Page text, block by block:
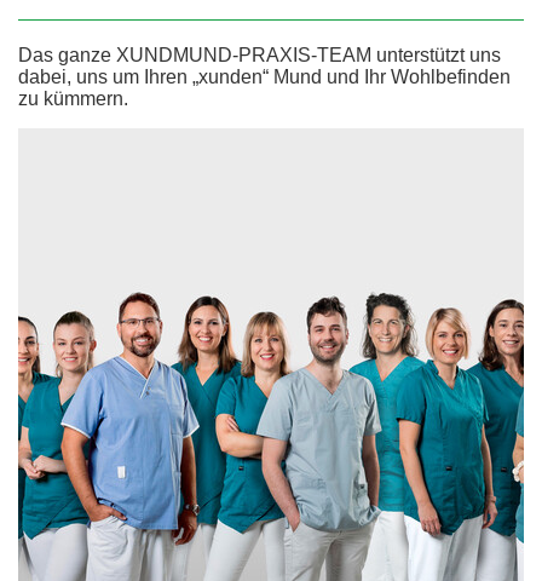
Das ganze XUNDMUND-PRAXIS-TEAM unterstützt uns
dabei, uns um Ihren „xunden“ Mund und Ihr Wohlbefinden
zu kümmern.